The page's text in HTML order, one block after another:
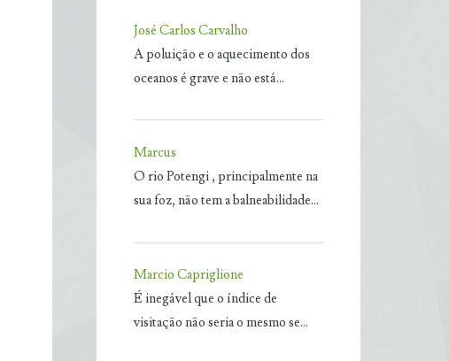
José Carlos Carvalho
A poluição e o aquecimento dos
oceanos é grave e não está…
Marcus
O rio Potengi , principalmente na
sua foz, não tem a balneabilidade…
Marcio Capriglione
É inegável que o índice de
visitação não seria o mesmo se…